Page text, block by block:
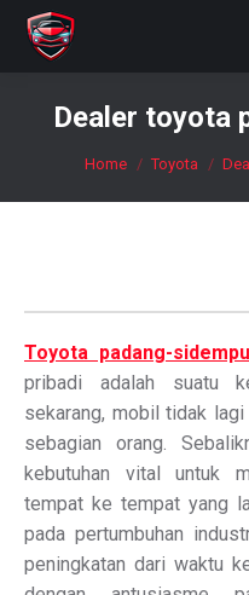
Dealer toyota
You are here:
Home Toyota
Toyota padang-
pribadi adalah suatu
sekarang, mobil tidak
sebagian orang.
kebutuhan vital untuk
tempat ke tempat yang
pada pertumbuhan
peningkatan dari waktu